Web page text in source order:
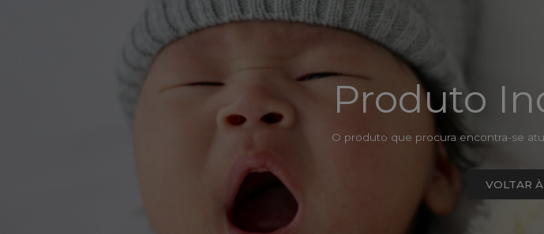
Produto
O produto que procura encontra-se
VOLTAR